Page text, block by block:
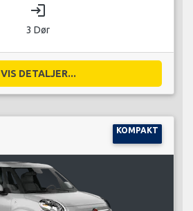
login
3 Dør
VIS DETALJER...
KOMPAKT